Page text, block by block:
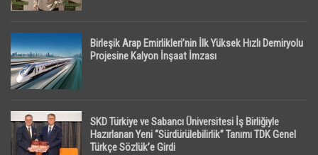
Birleşik Arap Emirlikleri’nin İlk Yüksek Hızlı Demiryolu
Projesine Kalyon İnşaat İmzası
SKD Türkiye ve Sabancı Üniversitesi İş Birliğiyle
Hazırlanan Yeni “Sürdürülebilirlik” Tanımı TDK Genel
Türkçe Sözlük’e Girdi